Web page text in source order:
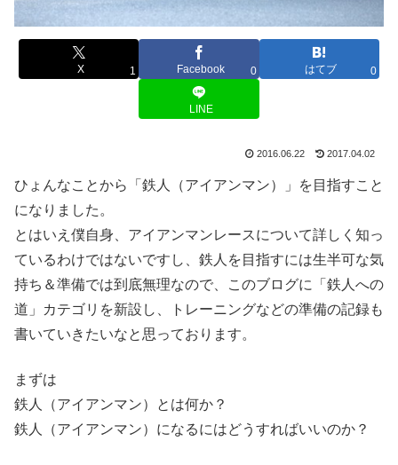
X 1 Facebook 0 はてブ 0
LINE
2016.06.22 2017.04.02
ひょんなことから「鉄人（アイアンマン）」を目指すこと
になりました。
とはいえ僕自身、アイアンマンレースについて詳しく知っ
ているわけではないですし、鉄人を目指すには生半可な気
持ち＆準備では到底無理なので、このブログに「鉄人への
道」カテゴリを新設し、トレーニングなどの準備の記録も
書いていきたいなと思っております。
まずは
鉄人（アイアンマン）とは何か？
鉄人（アイアンマン）になるにはどうすればいいのか？